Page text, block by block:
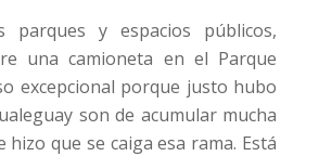
y espacios públicos,
una camioneta en el Parque
excepcional porque justo hubo
son de acumular mucha
que se caiga esa rama. Está